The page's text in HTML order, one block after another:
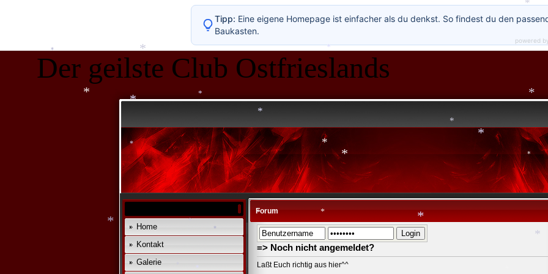
Der geilste Club Ostfrieslands
Home
Kontakt
Galerie
Forum
=> Noch nicht angemeldet?
Laßt Euch richtig aus hier^^
Tipp: Eine eigene Homepage ist einfacher als du denkst. So findest du den
Baukasten.
powered
*
*
*
*
*
*
*
*
*
*
*